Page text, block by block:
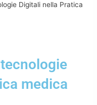
Digitali nella Pratica
medica